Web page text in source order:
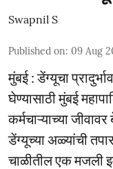
Swapnil S
Published on: 09 Aug
मुंबई : डेंग्यूचा
घेण्यासाठी मुंबई
कर्मचाऱ्याच्या
डेंग्यूच्या अळ्यांची
चाळीतील एक मजली